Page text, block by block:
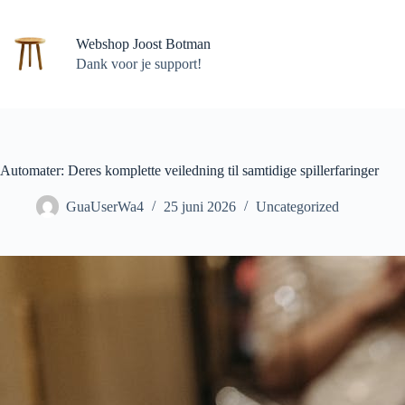
inhoud
Webshop Joost Botman
Dank voor je support!
Automater: Deres komplette veiledning til samtidige spillerfaringer
GuaUserWa4 25 juni 2026 Uncategorized